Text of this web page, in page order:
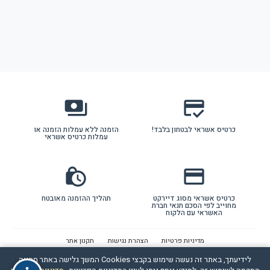
credit_score
כרטיס אשראי לבטחון בלבד!
payments
הזמנה ללא עמלות הזמנה או
עמלות כרטיס אשראי
credit_card
כרטיס אשראי מסוג דיירקט
מחוייב לפי הסכם תנאי חברת
האשראי עם הלקוח
lock_clock
תהליך ההזמנה מאובטח
מדיניות פרטיות הצהרת נגישות תקנון אתר
לידיעתך, באתר זה נעשה שימוש בקבצי Cookies המשך גלישה באתר מהווה